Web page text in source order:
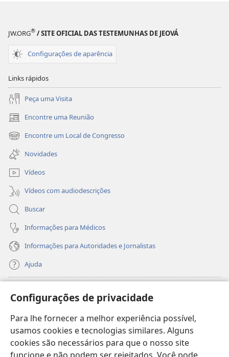
Configurações de privacidade
Para lhe fornecer a melhor experiência possível,
usamos cookies e tecnologias similares. Alguns
cookies são necessários para que o nosso site
JW.ORG® / SITE OFICIAL DAS TESTEMUNHAS DE JEOVÁ
Configurações de aparência
Links rápidos
Peça uma Visita
Encontre uma Reunião
(abre
nova
janela)
Encontre um Local de Congresso
(abre
nova
janela)
Novidades
Vídeos
Vídeos com audiodescrições
Buscar
Informações para Médicos
Informações para Autoridades e Jornalistas
Ajuda
(abre
nova
janela)
Biblioteca On-line da Torre de Vigia™
(abre
nova
janela)JW Hub
(abre